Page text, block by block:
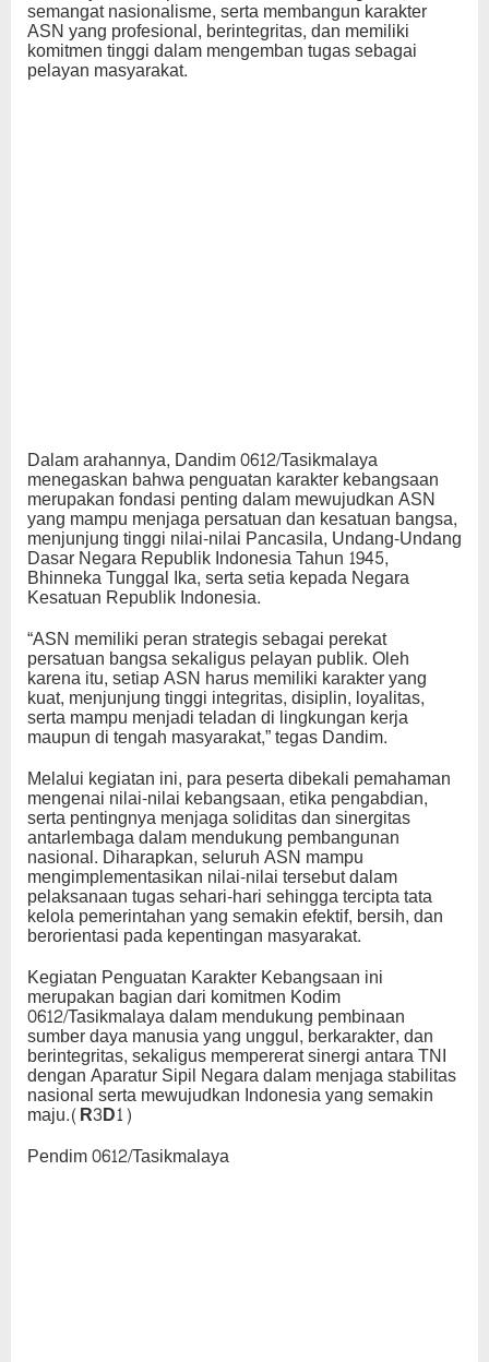
semangat nasionalisme, serta membangun karakter
ASN yang profesional, berintegritas, dan memiliki
komitmen tinggi dalam mengemban tugas sebagai
pelayan masyarakat.
Dalam arahannya, Dandim 0612/Tasikmalaya
menegaskan bahwa penguatan karakter kebangsaan
merupakan fondasi penting dalam mewujudkan ASN
yang mampu menjaga persatuan dan kesatuan bangsa,
menjunjung tinggi nilai-nilai Pancasila, Undang-Undang
Dasar Negara Republik Indonesia Tahun 1945,
Bhinneka Tunggal Ika, serta setia kepada Negara
Kesatuan Republik Indonesia.
“ASN memiliki peran strategis sebagai perekat
persatuan bangsa sekaligus pelayan publik. Oleh
karena itu, setiap ASN harus memiliki karakter yang
kuat, menjunjung tinggi integritas, disiplin, loyalitas,
serta mampu menjadi teladan di lingkungan kerja
maupun di tengah masyarakat,” tegas Dandim.
Melalui kegiatan ini, para peserta dibekali pemahaman
mengenai nilai-nilai kebangsaan, etika pengabdian,
serta pentingnya menjaga soliditas dan sinergitas
antarlembaga dalam mendukung pembangunan
nasional. Diharapkan, seluruh ASN mampu
mengimplementasikan nilai-nilai tersebut dalam
pelaksanaan tugas sehari-hari sehingga tercipta tata
kelola pemerintahan yang semakin efektif, bersih, dan
berorientasi pada kepentingan masyarakat.
Kegiatan Penguatan Karakter Kebangsaan ini
merupakan bagian dari komitmen Kodim
0612/Tasikmalaya dalam mendukung pembinaan
sumber daya manusia yang unggul, berkarakter, dan
berintegritas, sekaligus mempererat sinergi antara TNI
dengan Aparatur Sipil Negara dalam menjaga stabilitas
nasional serta mewujudkan Indonesia yang semakin
maju.(R3D1)
Pendim 0612/Tasikmalaya